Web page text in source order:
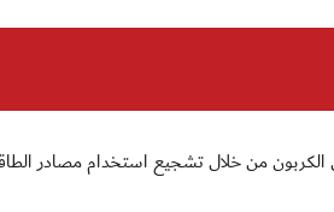
من خلال تشجيع استخدام مصادر